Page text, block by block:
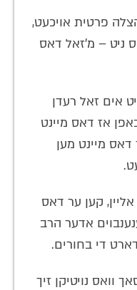
פרטית אויכעט,
ניט – מ'זאל דאס
אים זאל רעדן
אז דאס מיינט
מיינט מען
אליין, קען ער דאס
אדער הרב
די בחורים.
וואס נויטיקן זיך